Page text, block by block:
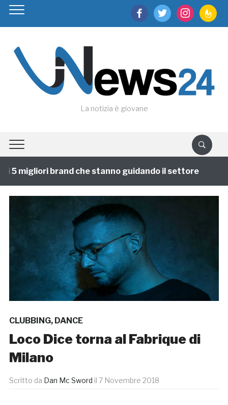
facebooktwitter instagram
La notizia è giovane
5 migliori brand che stanno guidando il settore
CLUBBING, DANCE
Loco Dice torna al Fabrique di
Milano
Scritto da Dan Mc Sword il 7 Novembre 2018